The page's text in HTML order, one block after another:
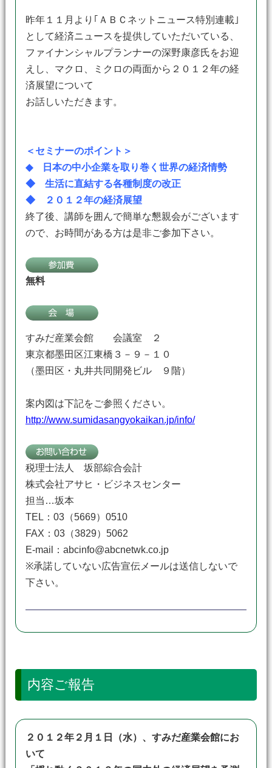
昨年１１月より｢ＡＢＣネットニュース特別連載｣
として経済ニュースを提供していただいている、
ファイナンシャルプランナーの深野康彦氏をお迎
えし、マクロ、ミクロの両面から２０１２年の経
済展望について
お話しいただきます。
＜セミナーのポイント＞
◆ 日本の中小企業を取り巻く世界の経済情勢
◆ 生活に直結する各種制度の改正
◆ ２０１２年の経済展望
終了後、講師を囲んで簡単な懇親会がございます
ので、お時間がある方は是非ご参加下さい。
無料
すみだ産業会館 会議室 ２
東京都墨田区江東橋３－９－１０
（墨田区・丸井共同開発ビル ９階）
案内図は下記をご参照ください。
http://www.sumidasangyokaikan.jp/info/
税理士法人 坂部綜合会計
株式会社アサヒ・ビジネスセンター
担当…坂本
TEL：03（5669）0510
FAX：03（3829）5062
E-mail：abcinfo@abcnetwk.co.jp
※承諾していない広告宣伝メールは送信しないで
下さい。
内容ご報告
２０１２年２月１日（水）、すみだ産業会館にお
いて